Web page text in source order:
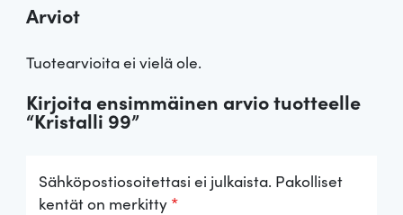
Arviot
Tuotearvioita ei vielä ole.
Kirjoita ensimmäinen arvio tuotteelle
“Kristalli 99”
Sähköpostiosoitettasi ei julkaista. Pakolliset
kentät on merkitty *